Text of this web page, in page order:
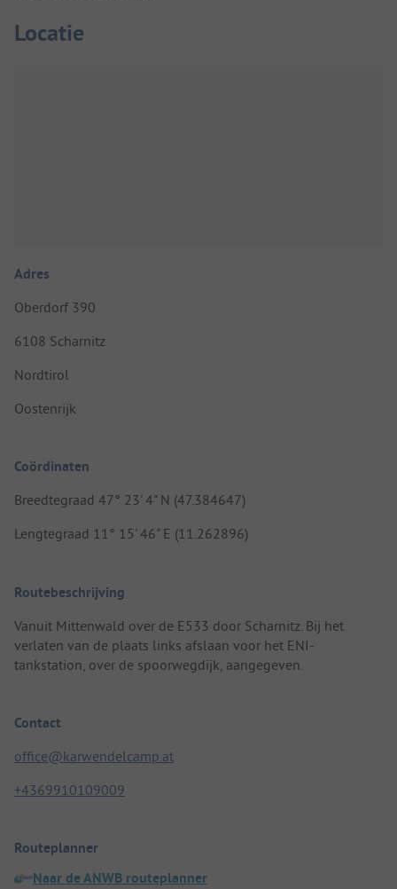
Locatie
Adres
Oberdorf 390
6108 Scharnitz
Nordtirol
Oostenrijk
Coördinaten
Breedtegraad 47° 23' 4" N (47.384647)
Lengtegraad 11° 15' 46" E (11.262896)
Routebeschrijving
Vanuit Mittenwald over de E533 door Scharnitz. Bij het
verlaten van de plaats links afslaan voor het ENI-
tankstation, over de spoorwegdijk, aangegeven.
Contact
office@karwendelcamp.at
+4369910109009
Routeplanner
Naar de ANWB routeplanner